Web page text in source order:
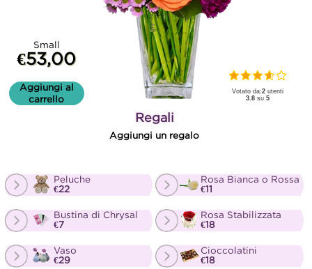
Small
€53,00
Aggiungi al
carrello
Votato da:2 utenti
3.8 su5
Regali
Aggiungi un regalo
Peluche
€22
Bustina di Chrysal
€7
Vaso
€29
Rosa Bianca o Rossa
€11
Rosa Stabilizzata
€18
Cioccolatini
€18